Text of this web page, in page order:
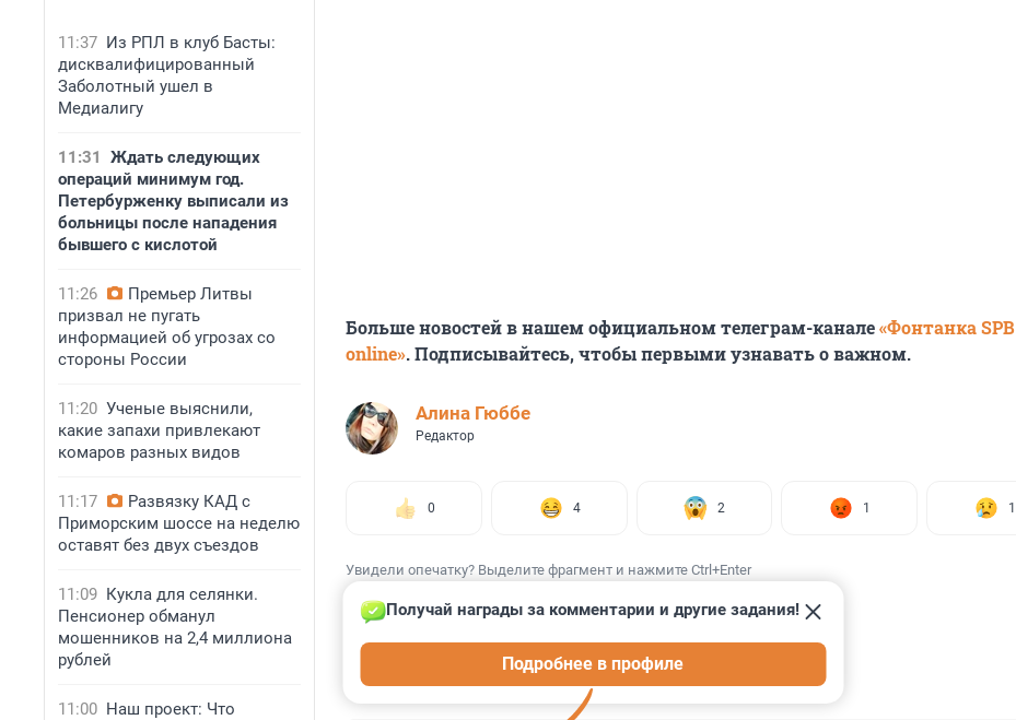
11:37 Из РПЛ в клуб Басты:
дисквалифицированный
Заболотный ушел в
Медиалигу
11:31
Ждать следующих
операций минимум год.
Петербурженку выписали из
больницы после нападения
бывшего с кислотой
11:26
Премьер Литвы
призвал не пугать
информацией об угрозах со
стороны России
11:20 Ученые выяснили,
какие запахи привлекают
комаров разных видов
11:17
Развязку КАД с
Приморским шоссе на неделю
оставят без двух съездов
11:09 Кукла для селянки.
Пенсионер обманул
мошенников на 2,4 миллиона
рублей
11:00 Наш проект: Что
Больше новостей в нашем официальном телеграм-канале«Фонтанка SPB
online». Подписывайтесь, чтобы первыми узнавать о важном.
Алина Гюббе
Редактор
0 4 2 1 1
Увидели опечатку? Выделите фрагмент и нажмите Ctrl+Enter
КОММЕНТАРИИ 12
Получай награды за комментарии и другие задания!
Подробнее в профиле